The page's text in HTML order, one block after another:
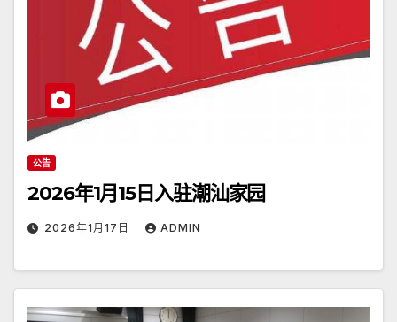
公告
2026年1月15日入驻潮汕家园
2026年1月17日 ADMIN